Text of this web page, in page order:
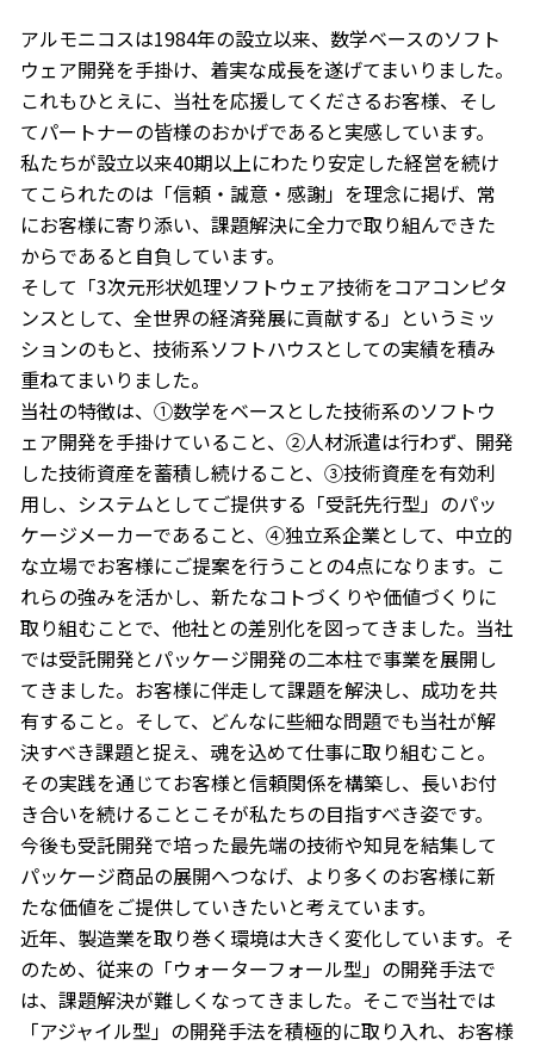
アルモニコスは1984年の設立以来、数学ベースのソフト
ウェア開発を手掛け、着実な成長を遂げてまいりました。
これもひとえに、当社を応援してくださるお客様、そし
てパートナーの皆様のおかげであると実感しています。
私たちが設立以来40期以上にわたり安定した経営を続け
てこられたのは「信頼・誠意・感謝」を理念に掲げ、常
にお客様に寄り添い、課題解決に全力で取り組んできた
からであると自負しています。
そして「3次元形状処理ソフトウェア技術をコアコンピタ
ンスとして、全世界の経済発展に貢献する」というミッ
ションのもと、技術系ソフトハウスとしての実績を積み
重ねてまいりました。
当社の特徴は、①数学をベースとした技術系のソフトウ
ェア開発を手掛けていること、②人材派遣は行わず、開発
した技術資産を蓄積し続けること、③技術資産を有効利
用し、システムとしてご提供する「受託先行型」のパッ
ケージメーカーであること、④独立系企業として、中立的
な立場でお客様にご提案を行うことの4点になります。こ
れらの強みを活かし、新たなコトづくりや価値づくりに
取り組むことで、他社との差別化を図ってきました。当社
では受託開発とパッケージ開発の二本柱で事業を展開し
てきました。お客様に伴走して課題を解決し、成功を共
有すること。そして、どんなに些細な問題でも当社が解
決すべき課題と捉え、魂を込めて仕事に取り組むこと。
その実践を通じてお客様と信頼関係を構築し、長いお付
き合いを続けることこそが私たちの目指すべき姿です。
今後も受託開発で培った最先端の技術や知見を結集して
パッケージ商品の展開へつなげ、より多くのお客様に新
たな価値をご提供していきたいと考えています。
近年、製造業を取り巻く環境は大きく変化しています。そ
のため、従来の「ウォーターフォール型」の開発手法で
は、課題解決が難しくなってきました。そこで当社では
「アジャイル型」の開発手法を積極的に取り入れ、お客様